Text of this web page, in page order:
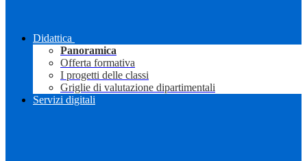
Didattica
Panoramica
Offerta formativa
I progetti delle classi
Griglie di valutazione dipartimentali
Servizi digitali